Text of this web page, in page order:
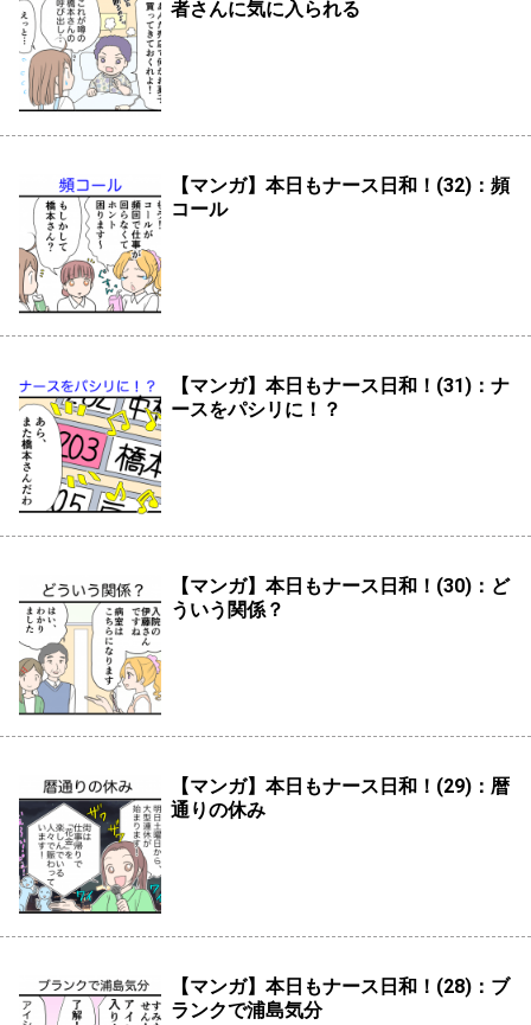
者さんに気に入られる
【マンガ】本日もナース日和！(32)：頻
コール
【マンガ】本日もナース日和！(31)：ナ
ースをパシリに！？
【マンガ】本日もナース日和！(30)：ど
ういう関係？
【マンガ】本日もナース日和！(29)：暦
通りの休み
【マンガ】本日もナース日和！(28)：ブ
ランクで浦島気分